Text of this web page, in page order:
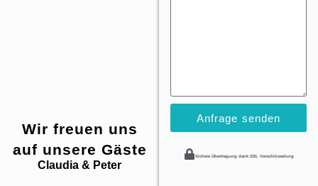
Wir freuen uns
auf unsere Gäste
Claudia & Peter
Anfrage senden
Sichere Übertragung dank SSL Verschlüsselung